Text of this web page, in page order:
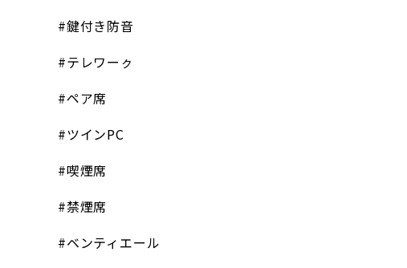
#鍵付き防音
#テレワーㇰ
#ペア席
#ツインPC
#喫煙席
#禁煙席
#ベンティエール